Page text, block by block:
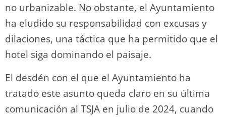
no urbanizable. No obstante, el Ayuntamiento
ha eludido su responsabilidad con excusas y
dilaciones, una táctica que ha permitido que el
hotel siga dominando el paisaje.
El desdén con el que el Ayuntamiento ha
tratado este asunto queda claro en su última
comunicación al TSJA en julio de 2024, cuando